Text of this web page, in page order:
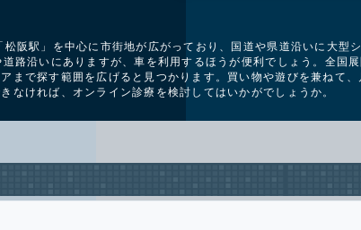
阪駅」を中心に市街地が広がっており、国道や県道沿いに大型
路沿いにありますが、車を利用するほうが便利でしょう。全国
まで探す範囲を広げると見つかります。買い物や遊びを兼ねて
なければ、オンライン診療を検討してはいかがでしょうか。